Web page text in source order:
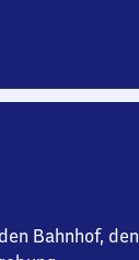
Bahnhof, den